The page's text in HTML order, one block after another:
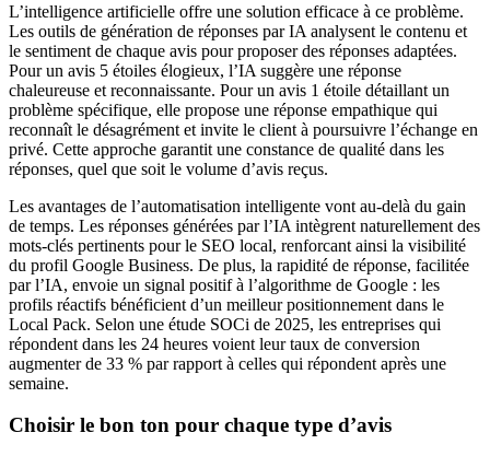
L’intelligence artificielle offre une solution efficace à ce problème.
Les outils de génération de réponses par IA analysent le contenu et
le sentiment de chaque avis pour proposer des réponses adaptées.
Pour un avis 5 étoiles élogieux, l’IA suggère une réponse
chaleureuse et reconnaissante. Pour un avis 1 étoile détaillant un
problème spécifique, elle propose une réponse empathique qui
reconnaît le désagrément et invite le client à poursuivre l’échange en
privé. Cette approche garantit une constance de qualité dans les
réponses, quel que soit le volume d’avis reçus.
Les avantages de l’automatisation intelligente vont au-delà du gain
de temps. Les réponses générées par l’IA intègrent naturellement des
mots-clés pertinents pour le SEO local, renforcant ainsi la visibilité
du profil Google Business. De plus, la rapidité de réponse, facilitée
par l’IA, envoie un signal positif à l’algorithme de Google : les
profils réactifs bénéficient d’un meilleur positionnement dans le
Local Pack. Selon une étude SOCi de 2025, les entreprises qui
répondent dans les 24 heures voient leur taux de conversion
augmenter de 33 % par rapport à celles qui répondent après une
semaine.
Choisir le bon ton pour chaque type d’avis